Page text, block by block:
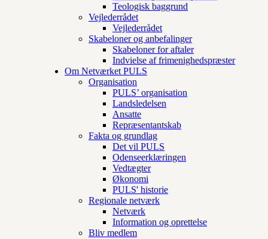
Teologisk baggrund
Vejlederrådet
Vejlederrådet
Skabeloner og anbefalinger
Skabeloner for aftaler
Indvielse af frimenighedspræster
Om Netværket PULS
Organisation
PULS’ organisation
Landsledelsen
Ansatte
Repræsentantskab
Fakta og grundlag
Det vil PULS
Odenseerklæringen
Vedtægter
Økonomi
PULS' historie
Regionale netværk
Netværk
Information og oprettelse
Bliv medlem